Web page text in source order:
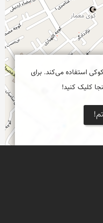
استفاده می‌کند. برای
کلیک کنید!